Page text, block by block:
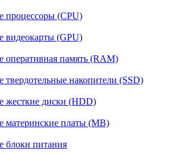
процессоры (CPU)
видеокарты (GPU)
оперативная память (RAM)
твердотельные накопители (SSD)
жесткие диски (HDD)
материнские платы (MB)
блоки питания